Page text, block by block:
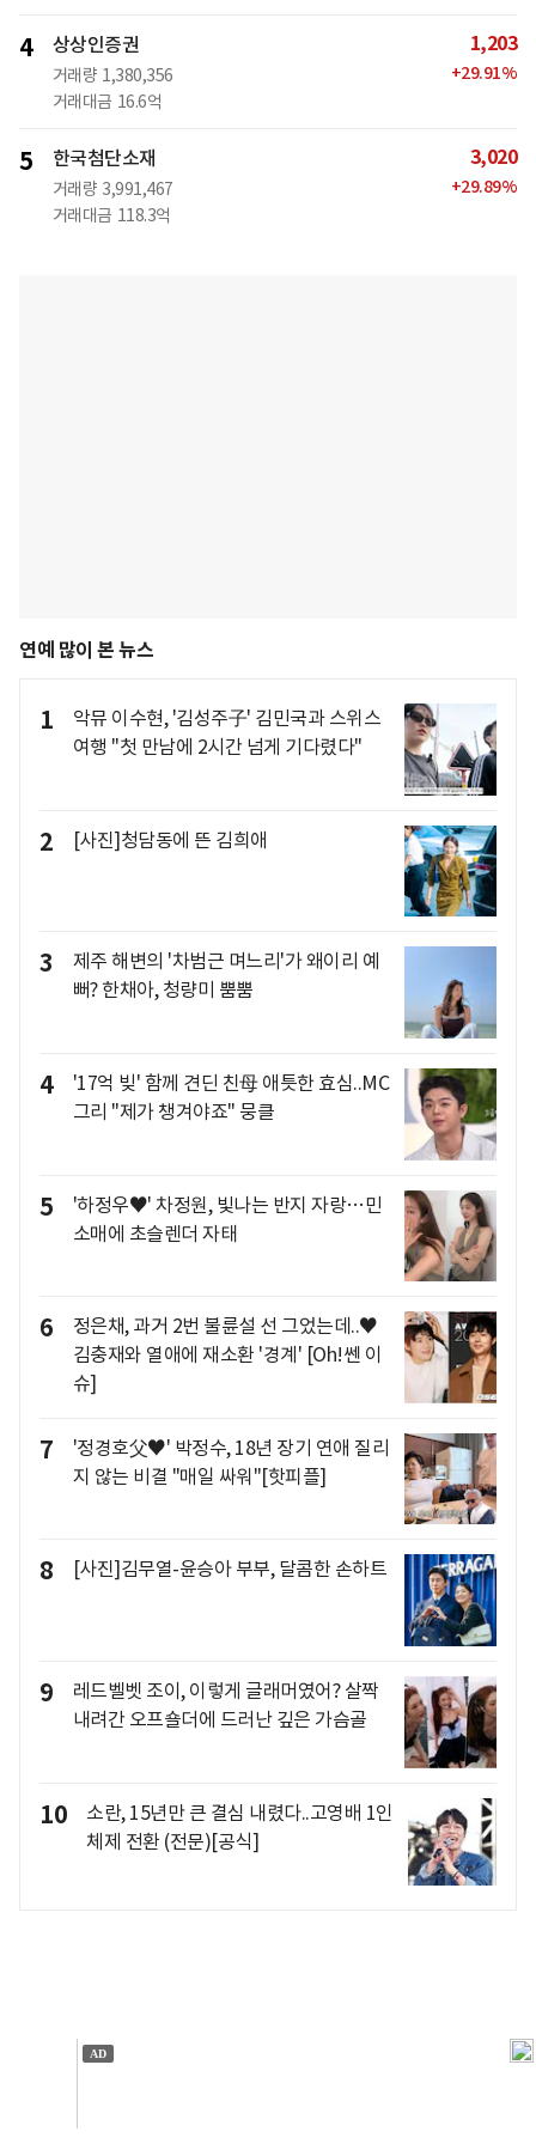
4 상상인증권
거래량 1,380,356
거래대금 16.6억
1,203
+29.91%
5 한국첨단소재
거래량 3,991,467
거래대금 118.3억
3,020
+29.89%
연예 많이 본 뉴스
1
악뮤 이수현, '김성주子' 김민국과 스위스
여행 "첫 만남에 2시간 넘게 기다렸다"
2 [사진]청담동에 뜬 김희애
3
제주 해변의 '차범근 며느리'가 왜이리 예
뻐? 한채아, 청량미 뿜뿜
4
'17억 빚' 함께 견딘 친母 애틋한 효심..MC
그리 "제가 챙겨야죠" 뭉클
5
'하정우♥' 차정원, 빛나는 반지 자랑…민
소매에 초슬렌더 자태
6
정은채, 과거 2번 불륜설 선 그었는데..♥
김충재와 열애에 재소환 '경계' [Oh!쎈 이
슈]
7
'정경호父♥' 박정수, 18년 장기 연애 질리
지 않는 비결 "매일 싸워"[핫피플]
8 [사진]김무열-윤승아 부부, 달콤한 손하트
9
레드벨벳 조이, 이렇게 글래머였어? 살짝
내려간 오프숄더에 드러난 깊은 가슴골
10
소란, 15년만 큰 결심 내렸다..고영배 1인
체제 전환 (전문)[공식]